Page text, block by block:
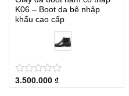
K06 – Boot da bê nhập
khẩu cao cấp
★
★
★
★
★
3.500.000 ₫